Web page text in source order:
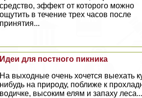
средство, эффект от которого можно
ощутить в течение трех часов после
принятия...
Идеи для постного пикника
На выходные очень хочется выехать
нибудь на природу, поближе к
водичке, высоким елям и запаху леса...